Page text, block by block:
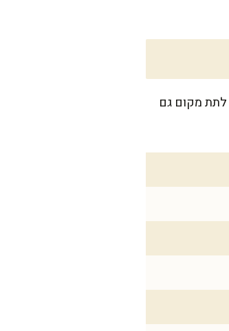
לתת מקום גם